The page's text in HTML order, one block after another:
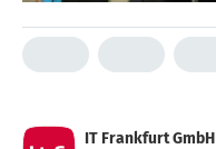
IT Frankfurt GmbH